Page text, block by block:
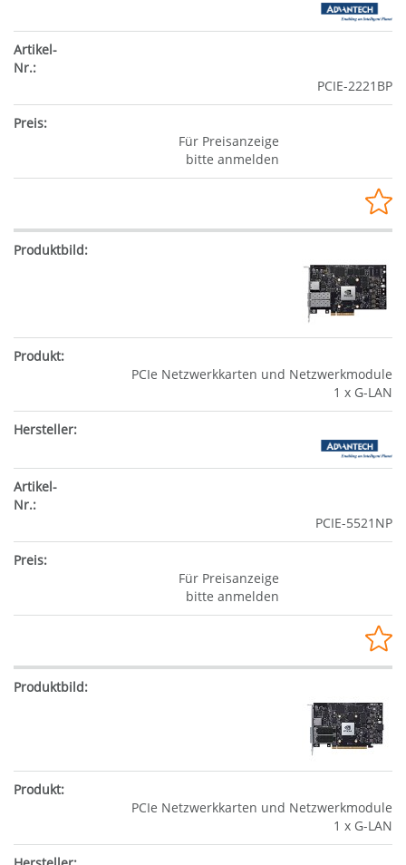
PCIE-2221BP
Für Preisanzeige
bitte anmelden
PCIe Netzwerkkarten und Netzwerkmodule
1 x G-LAN
PCIE-5521NP
Für Preisanzeige
bitte anmelden
PCIe Netzwerkkarten und Netzwerkmodule
1 x G-LAN